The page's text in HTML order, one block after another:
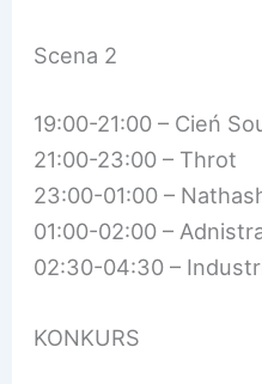
Scena 2
19:00-21:00 – Cień
21:00-23:00 – Throt
23:00-01:00 –
01:00-02:00 –
02:30-04:30 –
KONKURS